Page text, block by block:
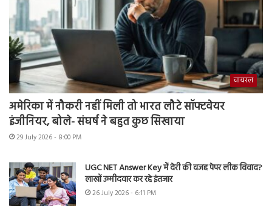
वायरल
अमेरिका में नौकरी नहीं मिली तो भारत लौटे सॉफ्टवेयर
इंजीनियर, बोले- संघर्ष ने बहुत कुछ सिखाया
29 July 2026 - 8:00 PM
UGC NET Answer Key में देरी की वजह पेपर लीक विवाद?
लाखों उम्मीदवार कर रहे इंतजार
26 July 2026 - 6:11 PM